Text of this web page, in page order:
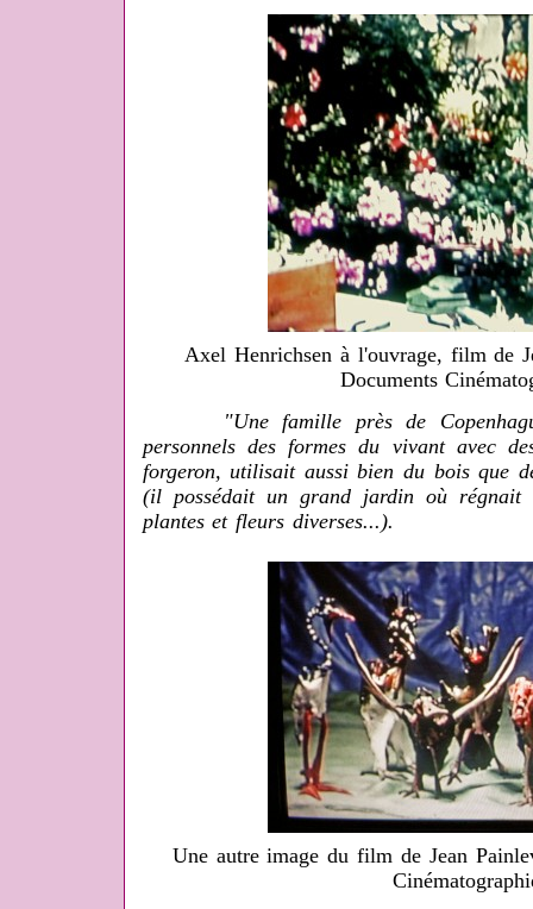
Axel Henrichsen à l'ouvrage, film de
Documents
"Une famille près de
personnels des formes du vivant avec
forgeron, utilisait aussi bien du bois que
(il possédait un grand jardin où régnait
plantes et fleurs diverses...).
Une autre image du film de Jean